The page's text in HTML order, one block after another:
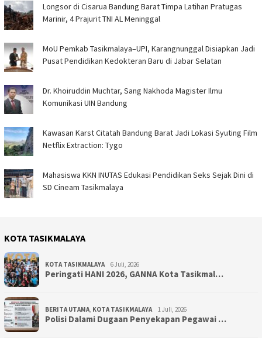
Longsor di Cisarua Bandung Barat Timpa Latihan Pra­tugas
Marinir, 4 Prajurit TNI AL Meninggal
MoU Pemkab Tasikmalaya–UPI, Karangnunggal Disiapkan Jadi
Pusat Pendidikan Kedokteran Baru di Jabar Selatan
Dr. Khoiruddin Muchtar, Sang Nakhoda Magister Ilmu
Komunikasi UIN Bandung
Kawasan Karst Citatah Bandung Barat Jadi Lokasi Syuting Film
Netflix Extraction: Tygo
Mahasiswa KKN INUTAS Edukasi Pendidikan Seks Sejak Dini di
SD Cineam Tasikmalaya
KOTA TASIKMALAYA
KOTA TASIKMALAYA 6 Juli, 2026
Peringati HANI 2026, GANNA Kota Tasikmal…
BERITA UTAMA KOTA TASIKMALAYA 1 Juli, 2026
Polisi Dalami Dugaan Penyekapan Pegawai …